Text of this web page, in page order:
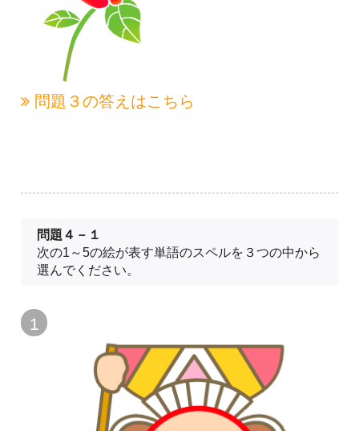
問題３の答えはこちら
問題４－１
次の1～5の絵が表す単語のスペルを３つの中から
選んでください。
1